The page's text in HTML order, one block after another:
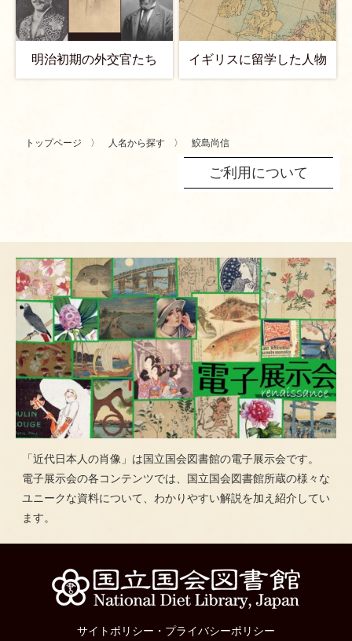
明治初期の外交官たち イギリスに留学した人物
トップページ 人名から探す 鮫島尚信
ご利用について
「近代日本人の肖像」は国立国会図書館の電子展示会です。
電子展示会の各コンテンツでは、国立国会図書館所蔵の様々な
ユニークな資料について、わかりやすい解説を加え紹介してい
ます。
サイトポリシー ・ プライバシーポリシー